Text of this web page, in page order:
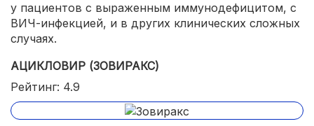
у пациентов с выраженным иммунодефицитом, с
ВИЧ-инфекцией, и в других клинических сложных
случаях.
АЦИКЛОВИР (ЗОВИРАКС)
Рейтинг: 4.9